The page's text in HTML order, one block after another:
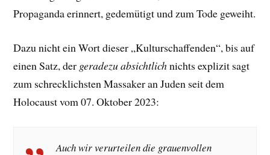
Propaganda erinnert, gedemütigt und zum Tode geweiht.
Dazu nicht ein Wort dieser „Kulturschaffenden“, bis auf
einen Satz, der geradezu absichtlichnichts explizit sagt
zum schrecklichsten Massaker an Juden seit dem
Holocaust vom 07. Oktober 2023:
Auch wir verurteilen die grauenvollen